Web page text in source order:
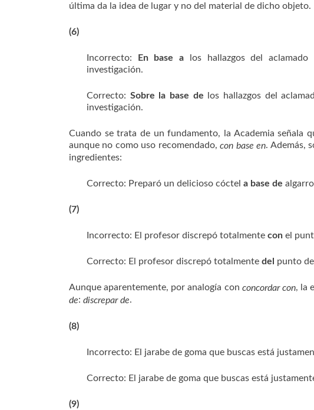
última da la idea de lugar y no del material de dicho objeto.
(6)
Incorrecto: En base a los hallazgos del
investigación.
Correcto: Sobre la base de los hallazgos del
investigación.
Cuando se trata de un fundamento, la Academia señala
aunque no como uso recomendado,con base en. Además,
ingredientes:
Correcto: Preparó un delicioso cóctel a base de
(7)
Incorrecto: El profesor discrepó totalmente con el
Correcto: El profesor discrepó totalmente del punto
Aunque aparentemente, por analogía con concordar con, la
de: discrepar de.
(8)
Incorrecto: El jarabe de goma que buscas está
Correcto: El jarabe de goma que buscas está
(9)